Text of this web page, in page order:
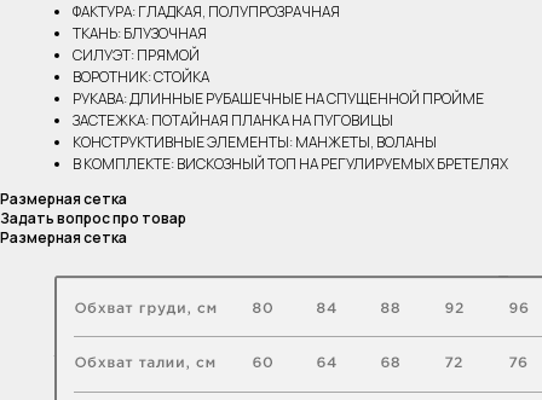
ФАКТУРА: ГЛАДКАЯ, ПОЛУПРОЗРАЧНАЯ
ТКАНЬ: БЛУЗОЧНАЯ
СИЛУЭТ: ПРЯМОЙ
ВОРОТНИК: СТОЙКА
РУКАВА: ДЛИННЫЕ РУБАШЕЧНЫЕ НА СПУЩЕННОЙ ПРОЙМЕ
ЗАСТЕЖКА: ПОТАЙНАЯ ПЛАНКА НА ПУГОВИЦЫ
КОНСТРУКТИВНЫЕ ЭЛЕМЕНТЫ: МАНЖЕТЫ, ВОЛАНЫ
В КОМПЛЕКТЕ: ВИСКОЗНЫЙ ТОП НА РЕГУЛИРУЕМЫХ БРЕТЕЛЯХ
Размерная сетка
Задать вопрос про товар
Размерная сетка